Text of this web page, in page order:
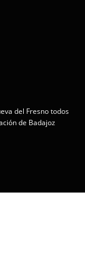
del Fresno todos
de Badajoz